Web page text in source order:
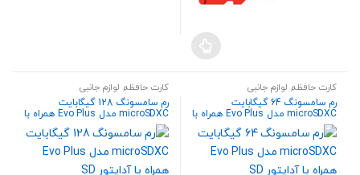
کارت حافظه, لوازم جانبی
رم سامسونگ 64 گیگابایت
microSDXC مدل Evo Plus همراه با
آداپتور SD
کارت حافظه, لوازم جانبی
رم سامسونگ 128 گیگابایت
microSDXC مدل Evo Plus همراه با
آداپتور SD